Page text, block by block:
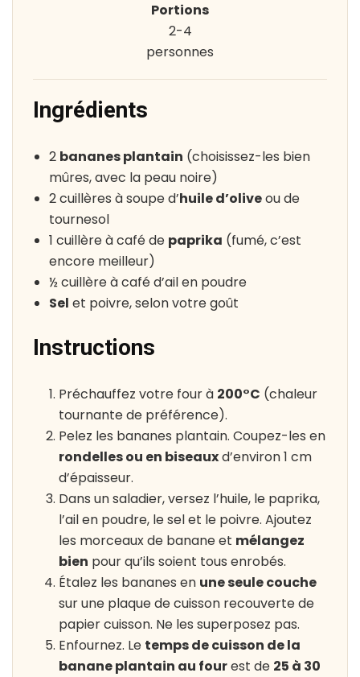
Portions
2-4
personnes
Ingrédients
2 bananes plantain (choisissez-les bien
mûres, avec la peau noire)
2 cuillères à soupe d’huile d’oliveou de
tournesol
1 cuillère à café de paprika (fumé, c’est
encore meilleur)
½ cuillère à café d’ail en poudre
Sel et poivre, selon votre goût
Instructions
Préchauffez votre four à 200°C (chaleur
tournante de préférence).
Pelez les bananes plantain. Coupez-les en
rondelles ou en biseauxd’environ 1 cm
d’épaisseur.
Dans un saladier, versez l’huile, le paprika,
l’ail en poudre, le sel et le poivre. Ajoutez
les morceaux de banane et mélangez
bien pour qu’ils soient tous enrobés.
Étalez les bananes en une seule couche
sur une plaque de cuisson recouverte de
papier cuisson. Ne les superposez pas.
Enfournez. Le temps de cuisson de la
banane plantain au fourest de 25 à 30